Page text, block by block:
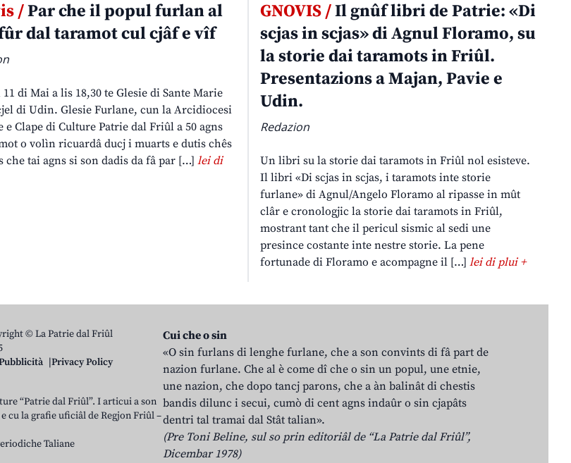
/Par che il popul furlan al
dal taramot cul cjâf e vîf
di Mai a lis 18,30 te Glesie di Sante Marie
di Udin. Glesie Furlane, cun la Arcidiocesi
e Clape di Culture Patrie dal Friûl a 50 agns
o volìn ricuardâ ducj i muarts e dutis chês
che tai agns si son dadis da fâ par […] lei di
GNOVIS /Il gnûf libri de Patrie: «Di
scjas in scjas» di Agnul Floramo, su
la storie dai taramots in Friûl.
Presentazions a Majan, Pavie e
Udin.
Redazion
Un libri su la storie dai taramots in Friûl nol esisteve.
Il libri «Di scjas in scjas, i taramots inte storie
furlane» di Agnul/Angelo Floramo al ripasse in mût
clâr e cronologjic la storie dai taramots in Friûl,
mostrant tant che il pericul sismic al sedi une
presince costante inte nestre storie. La pene
fortunade di Floramo e acompagne il […]lei di plui +
© La Patrie dal Friûl
Privacy Policy
“Patrie dal Friûl”. I articui a son
cu la grafie uficiâl de Regjon Friûl –
Taliane
Cui che o sin
«O sin furlans di lenghe furlane, che a son convints di fâ part de
nazion furlane. Che al è come dî che o sin un popul, une etnie,
une nazion, che dopo tancj parons, che a àn balinât di chestis
bandis dilunc i secui, cumò di cent agns indaûr o sin cjapâts
dentri tal tramai dal Stât talian».
(Pre Toni Beline, sul so prin editoriâl de “La Patrie dal Friûl”,
Dicembar 1978)